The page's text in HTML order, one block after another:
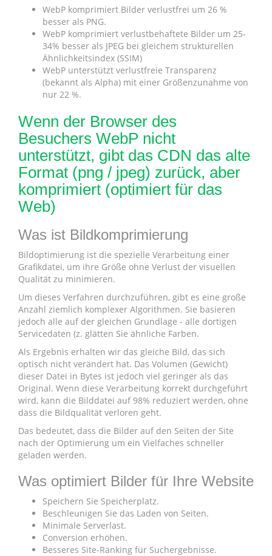
WebP komprimiert Bilder verlustfrei um 26 %
besser als PNG.
WebP komprimiert verlustbehaftete Bilder um 25-
34% besser als JPEG bei gleichem strukturellen
Ähnlichkeitsindex (SSIM)
WebP unterstützt verlustfreie Transparenz
(bekannt als Alpha) mit einer Größenzunahme von
nur 22 %.
Wenn der Browser des
Besuchers WebP nicht
unterstützt, gibt das CDN das alte
Format (png / jpeg) zurück, aber
komprimiert (optimiert für das
Web)
Was ist Bildkomprimierung
Bildoptimierung ist die spezielle Verarbeitung einer
Grafikdatei, um ihre Größe ohne Verlust der visuellen
Qualität zu minimieren.
Um dieses Verfahren durchzuführen, gibt es eine große
Anzahl ziemlich komplexer Algorithmen. Sie basieren
jedoch alle auf der gleichen Grundlage - alle dortigen
Servicedaten (z. glätten Sie ähnliche Farben.
Als Ergebnis erhalten wir das gleiche Bild, das sich
optisch nicht verändert hat. Das Volumen (Gewicht)
dieser Datei in Bytes ist jedoch viel geringer als das
Original. Wenn diese Verarbeitung korrekt durchgeführt
wird, kann die Bilddatei auf 98% reduziert werden, ohne
dass die Bildqualität verloren geht.
Das bedeutet, dass die Bilder auf den Seiten der Site
nach der Optimierung um ein Vielfaches schneller
geladen werden.
Was optimiert Bilder für Ihre Website
Speichern Sie Speicherplatz.
Beschleunigen Sie das Laden von Seiten.
Minimale Serverlast.
Conversion erhöhen.
Besseres Site-Ranking für Suchergebnisse.